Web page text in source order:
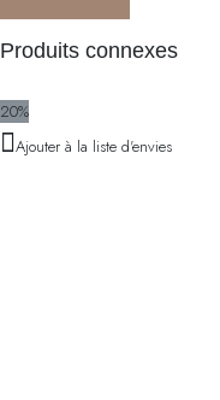
Produits connexes
20%
Ajouter à la liste d'envies